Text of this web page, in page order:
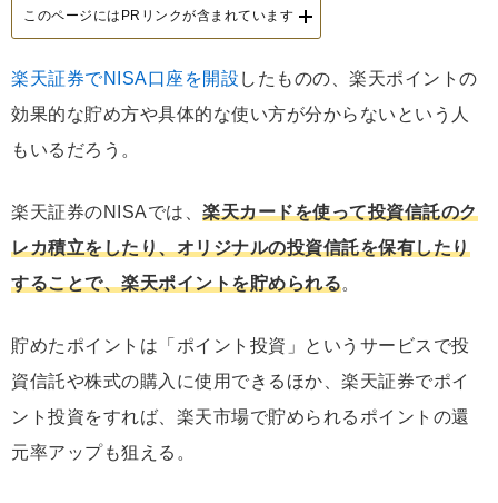
このページにはPRリンクが含まれています
楽天証券でNISA口座を開設 したものの、楽天ポイントの
効果的な貯め方や具体的な使い方が分からないという人
もいるだろう。
楽天証券のNISAでは、 楽天カードを使って投資信託のク
レカ積立をしたり、オリジナルの投資信託を保有したり
することで、楽天ポイントを貯められる。
貯めたポイントは「ポイント投資」というサービスで投
資信託や株式の購入に使用できるほか、楽天証券でポイ
ント投資をすれば、楽天市場で貯められるポイントの還
元率アップも狙える。